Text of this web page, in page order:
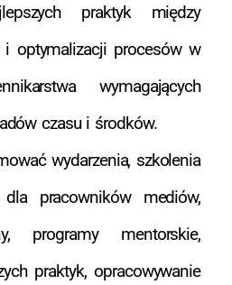
praktyk między
i optymalizacji procesów w
wymagających
czasu i środków.
wydarzenia, szkolenia
pracowników mediów,
programy mentorskie,
praktyk, opracowywanie